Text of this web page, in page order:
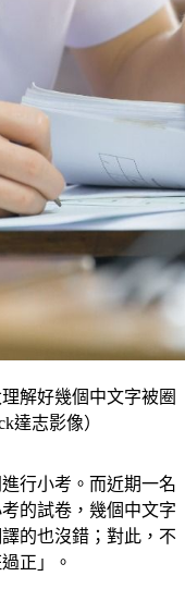
解好幾個中文字被圈
達志影像）
行小考。而近期一名
的試卷，幾個中文字
的也沒錯；對此，不
正」。